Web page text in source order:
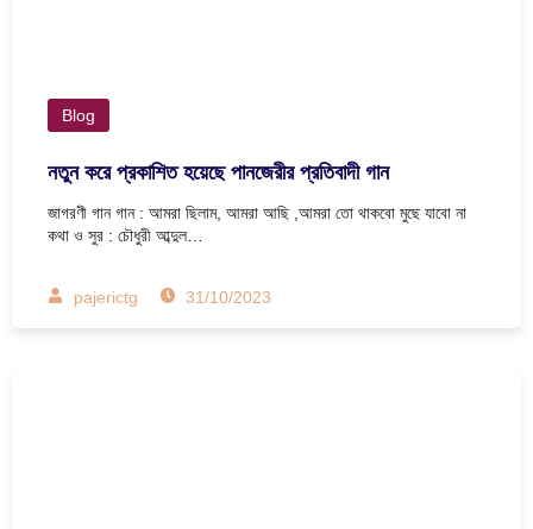
Blog
নতুন করে প্রকাশিত হয়েছে পানজেরীর প্রতিবাদী গান
জাগরণী গান গান : আমরা ছিলাম, আমরা আছি ,আমরা তো থাকবো মুছে যাবো না
কথা ও সুর : চৌধুরী আব্দুল…
pajerictg 31/10/2023